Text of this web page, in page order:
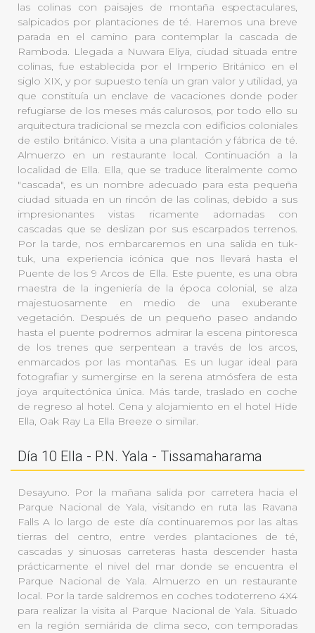
las colinas con paisajes de montaña espectaculares,
salpicados por plantaciones de té. Haremos una breve
parada en el camino para contemplar la cascada de
Ramboda. Llegada a Nuwara Eliya, ciudad situada entre
colinas, fue establecida por el Imperio Británico en el
siglo XIX, y por supuesto tenía un gran valor y utilidad, ya
que constituía un enclave de vacaciones donde poder
refugiarse de los meses más calurosos, por todo ello su
arquitectura tradicional se mezcla con edificios coloniales
de estilo británico. Visita a una plantación y fábrica de té.
Almuerzo en un restaurante local. Continuación a la
localidad de Ella. Ella, que se traduce literalmente como
"cascada", es un nombre adecuado para esta pequeña
ciudad situada en un rincón de las colinas, debido a sus
impresionantes vistas ricamente adornadas con
cascadas que se deslizan por sus escarpados terrenos.
Por la tarde, nos embarcaremos en una salida en tuk-
tuk, una experiencia icónica que nos llevará hasta el
Puente de los 9 Arcos de Ella. Este puente, es una obra
maestra de la ingeniería de la época colonial, se alza
majestuosamente en medio de una exuberante
vegetación. Después de un pequeño paseo andando
hasta el puente podremos admirar la escena pintoresca
de los trenes que serpentean a través de los arcos,
enmarcados por las montañas. Es un lugar ideal para
fotografiar y sumergirse en la serena atmósfera de esta
joya arquitectónica única. Más tarde, traslado en coche
de regreso al hotel. Cena y alojamiento en el hotel Hide
Ella, Oak Ray La Ella Breeze o similar.
Día 10 Ella - P.N. Yala - Tissamaharama
Desayuno. Por la mañana salida por carretera hacia el
Parque Nacional de Yala, visitando en ruta las Ravana
Falls A lo largo de este día continuaremos por las altas
tierras del centro, entre verdes plantaciones de té,
cascadas y sinuosas carreteras hasta descender hasta
prácticamente el nivel del mar donde se encuentra el
Parque Nacional de Yala. Almuerzo en un restaurante
local. Por la tarde saldremos en coches todoterreno 4X4
para realizar la visita al Parque Nacional de Yala. Situado
en la región semiárida de clima seco, con temporadas